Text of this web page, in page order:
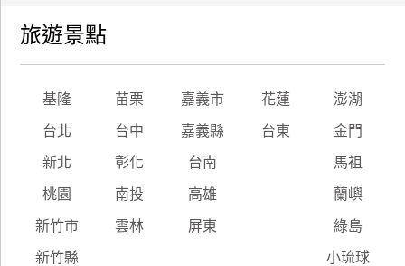
旅遊景點
基隆 苗栗 嘉義市 花蓮 澎湖
台北 台中 嘉義縣 台東 金門
新北 彰化 台南 馬祖
桃園 南投 高雄 蘭嶼
新竹市 雲林 屏東 綠島
新竹縣 小琉球